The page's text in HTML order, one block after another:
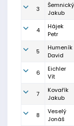
3
Šemnický
Jakub
4
Hájek
Petr
5
Humeník
David
6
Eichler
Vít
7
Kovařík
Jakub
8
Veselý
Jonáš